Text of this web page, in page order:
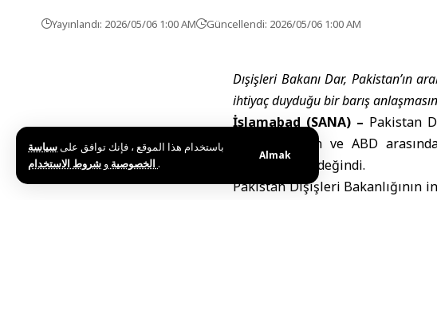
باستخدام هذا الموقع ، فإنك توافق علىسياسة
الخصوصية و .
Almak
Yayınlandı: 2026/05/06 1:00 AM Güncellendi: 2026/05/06 1:00 AM
Dışişleri Bakanı Dar, Pakistan’ın
ihtiyaç duyduğu bir barış
İslamabad (SANA) – Pakistan
ülkesinin İran ve ABD
çalışmalarına değindi.
Pakistan Dışişleri Bakanlığının